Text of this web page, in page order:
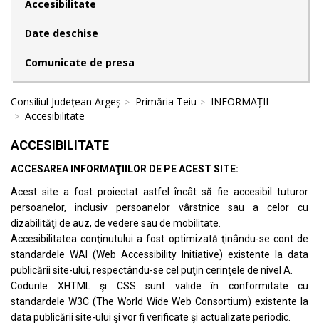
Accesibilitate
Date deschise
Comunicate de presa
Consiliul Județean Argeș Primăria Teiu
INFORMAȚII
Accesibilitate
ACCESIBILITATE
ACCESAREA INFORMAŢIILOR DE PE ACEST SITE:
Acest site a fost proiectat astfel încât să fie accesibil tuturor
persoanelor, inclusiv persoanelor vârstnice sau a celor cu
dizabilităţi de auz, de vedere sau de mobilitate.
Accesibilitatea conţinutului a fost optimizată ţinându-se cont de
standardele WAI (Web Accessibility Initiative) existente la data
publicării site-ului, respectându-se cel puţin cerinţele de nivel A.
Codurile XHTML şi CSS sunt valide în conformitate cu
standardele W3C (The World Wide Web Consortium) existente la
data publicării site-ului şi vor fi verificate şi actualizate periodic.